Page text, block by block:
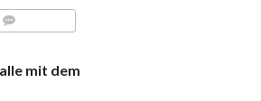
mit dem